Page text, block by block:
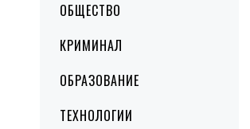
ОБЩЕСТВО
КРИМИНАЛ
ОБРАЗОВАНИЕ
ТЕХНОЛОГИИ